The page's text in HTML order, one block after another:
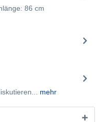
86 cm
mehr